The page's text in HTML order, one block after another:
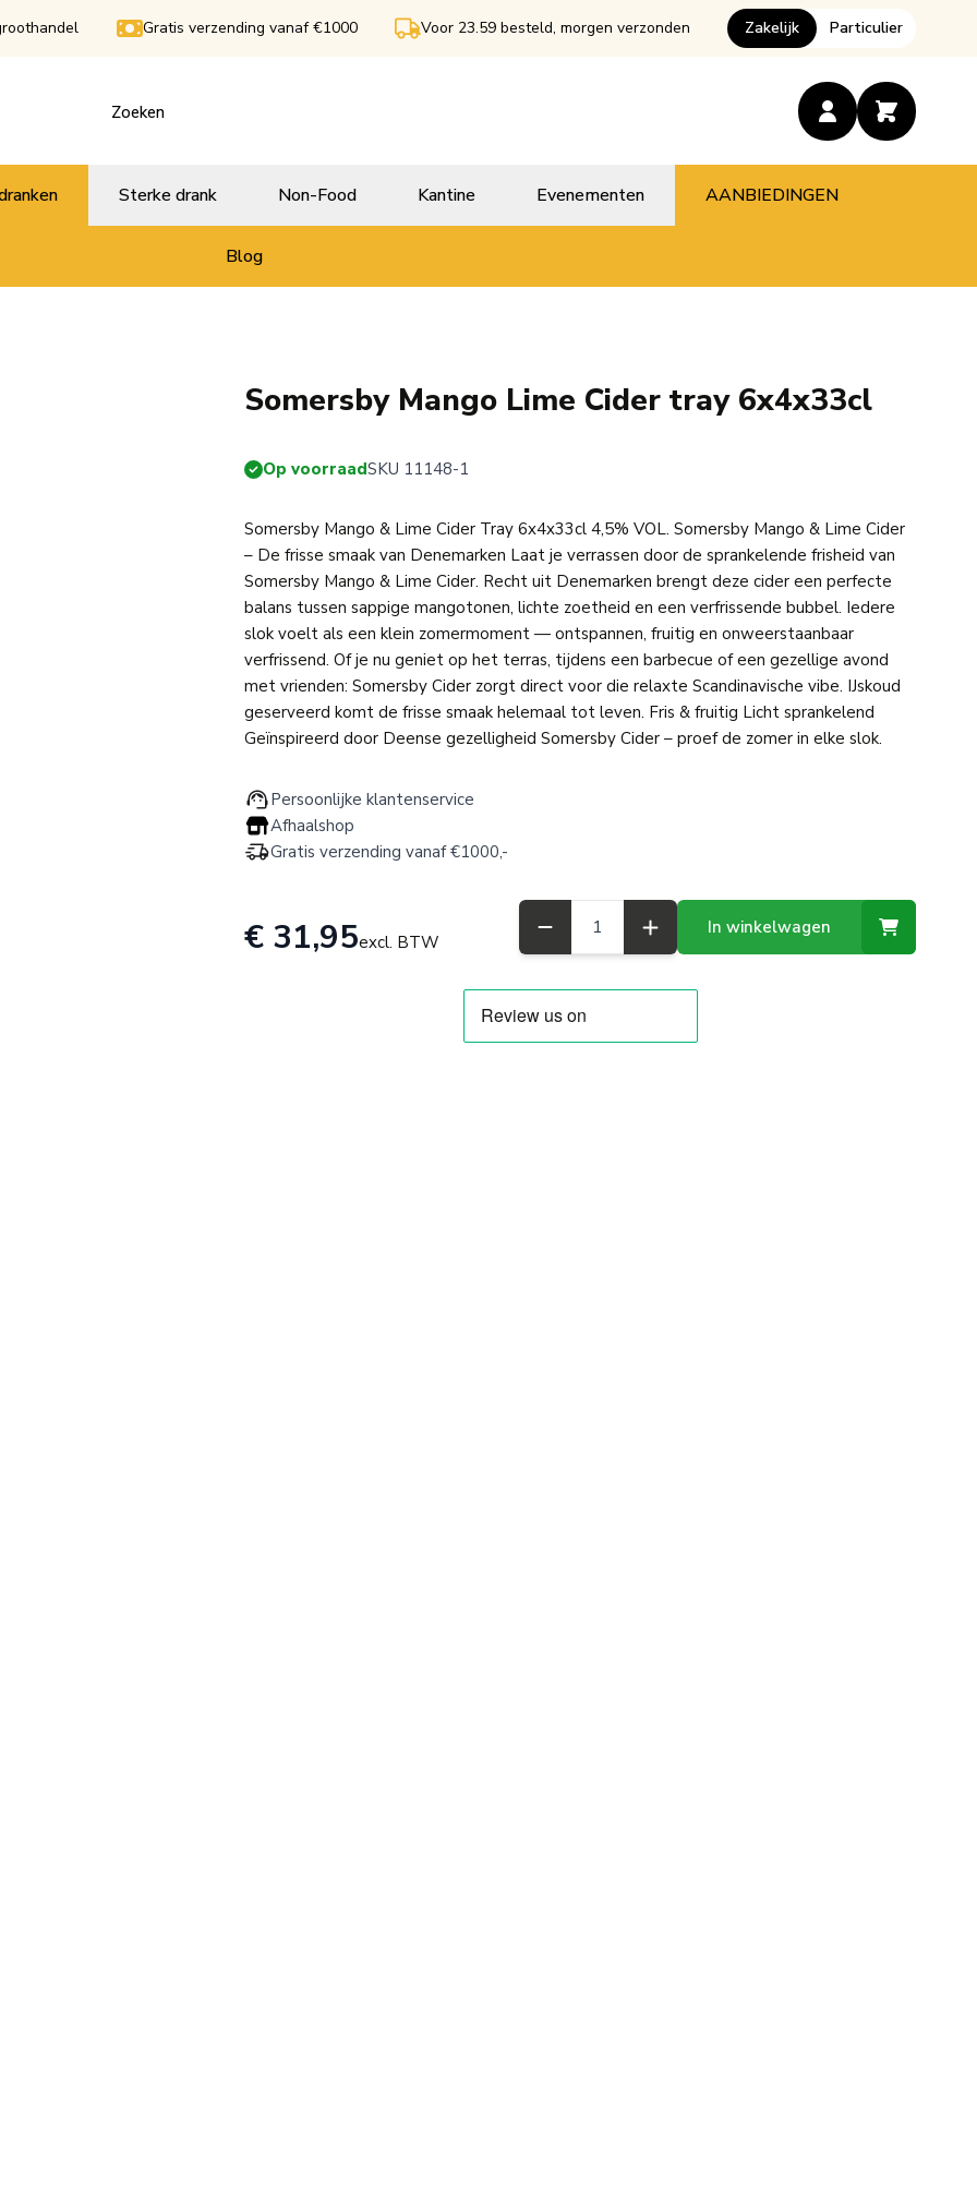
Gratis verzending vanaf €1000 Voor 23.59 besteld, morgen verzonden Zakelijk Particulier
Sterke drank Non-Food Kantine Evenementen AANBIEDINGEN
Blog
Somersby Mango Lime Cider tray 6x4x33cl
Op voorraadSKU 11148-1
Somersby Mango & Lime Cider Tray 6x4x33cl 4,5% VOL. Somersby Mango & Lime Cider
– De frisse smaak van Denemarken Laat je verrassen door de sprankelende frisheid van
Somersby Mango & Lime Cider. Recht uit Denemarken brengt deze cider een perfecte
balans tussen sappige mangotonen, lichte zoetheid en een verfrissende bubbel. Iedere
slok voelt als een klein zomermoment — ontspannen, fruitig en onweerstaanbaar
verfrissend. Of je nu geniet op het terras, tijdens een barbecue of een gezellige avond
met vrienden: Somersby Cider zorgt direct voor die relaxte Scandinavische vibe. IJskoud
geserveerd komt de frisse smaak helemaal tot leven. Fris & fruitig Licht sprankelend
Geïnspireerd door Deense gezelligheid Somersby Cider – proef de zomer in elke slok.
Persoonlijke klantenservice
Afhaalshop
Gratis verzending vanaf €1000,-
€ 31,95excl. BTW
In winkelwagen